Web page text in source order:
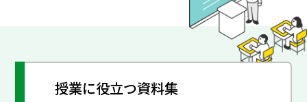
授業に役立つ資料集